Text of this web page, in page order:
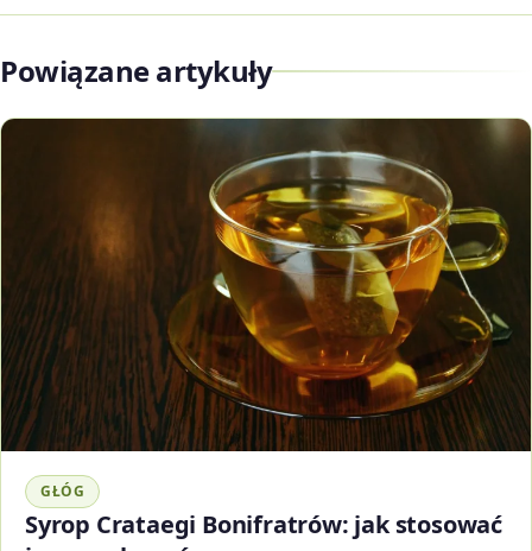
Powiązane artykuły
GŁÓG
Syrop Crataegi Bonifratrów: jak stosować